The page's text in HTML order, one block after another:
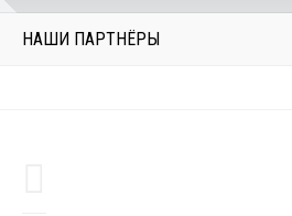
НАШИ ПАРТНЁРЫ